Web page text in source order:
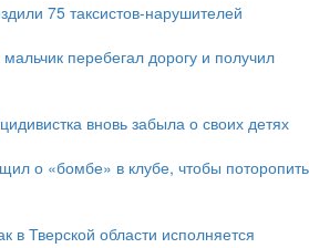
75 таксистов-нарушителей
перебегал дорогу и получил
вновь забыла о своих детях
о «бомбе» в клубе, чтобы поторопить
в Тверской области исполняется